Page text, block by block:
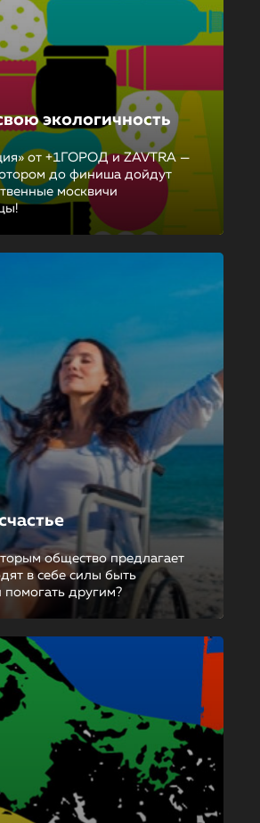
экологичность
от +1ГОРОД и ZAVTRA —
до финиша дойдут
москвичи
общество предлагает
в себе силы быть
другим?